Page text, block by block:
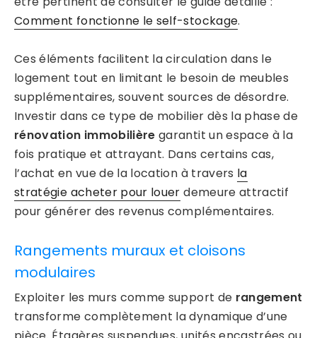
Comment fonctionne le self-stockage.
Ces éléments facilitent la circulation dans le
logement tout en limitant le besoin de meubles
supplémentaires, souvent sources de désordre.
Investir dans ce type de mobilier dès la phase de
rénovation immobilière garantit un espace à la
fois pratique et attrayant. Dans certains cas,
l’achat en vue de la location à travers la
stratégie acheter pour louer demeure attractif
pour générer des revenus complémentaires.
Rangements muraux et cloisons
modulaires
Exploiter les murs comme support de rangement
transforme complètement la dynamique d’une